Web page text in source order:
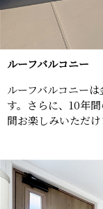
ルーフバルコニー
ルーフバルコニー
す。さらに、10年
間お楽しみいただけ